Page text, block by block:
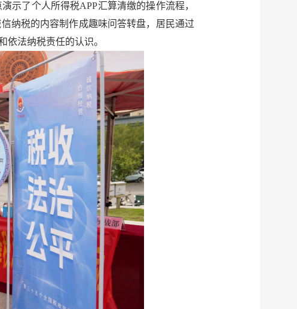
示了个人所得税APP汇算清缴的操作流程，
纳税的内容制作成趣味问答转盘，居民通过
法纳税责任的认识。